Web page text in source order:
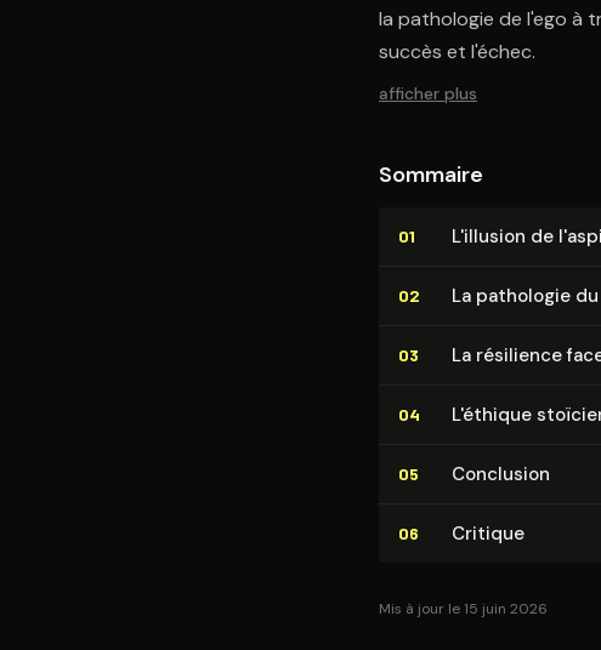
la pathologie de l'ego à
succès et l'échec.
afficher plus
Sommaire
01 L'illusion de
02 La pathologie
03 La résilience
04 L'éthique
05 Conclusion
06 Critique
Mis à jour le 15 juin 2026